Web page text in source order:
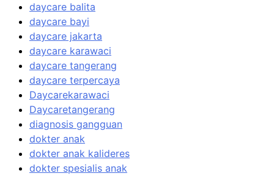
daycare balita
daycare bayi
daycare jakarta
daycare karawaci
daycare tangerang
daycare terpercaya
Daycarekarawaci
Daycaretangerang
diagnosis gangguan
dokter anak
dokter anak kalideres
dokter spesialis anak